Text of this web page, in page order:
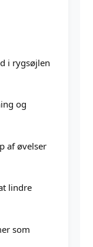
i rygsøjlen
og
af øvelser
lindre
som